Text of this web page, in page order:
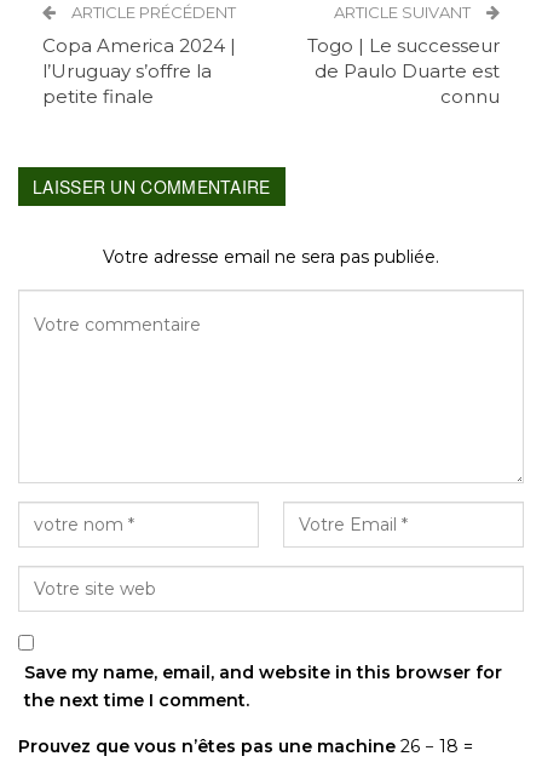
ARTICLE PRÉCÉDENT
Copa America 2024 |
l’Uruguay s’offre la
petite finale
ARTICLE SUIVANT
Togo | Le successeur
de Paulo Duarte est
connu
LAISSER UN COMMENTAIRE
Votre adresse email ne sera pas publiée.
Save my name, email, and website in this browser for
the next time I comment.
Prouvez que vous n’êtes pas une machine 26 − 18 =